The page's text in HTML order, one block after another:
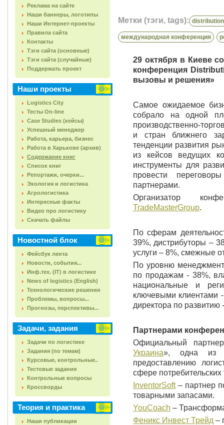
Реклама на сайте
Наши баннеры, логотипы
Наши Интернет-проекты
Правила сайта
Контакты
Тэги сайта (основные)
Тэги сайта (случайные)
Поддержать проект
Наши проекты
Logistics City
Тесты On-line
Case Studies (кейсы)
Успешный менеджер
Работа, карьера, бизнес
Работа в Харькове (архив)
Содержание книг
Список книг
Репортажи, очерки...
Экология и логистика
Агрологистика
Интересные факты
Видео про логистику
Скачать файлы
Новостной блок
Фейсбук лента
Новости, события...
Инф.тех. (IT) в логистике
News of logistics (English)
Технологические решения
Проблемы, вопросы...
Прогнозы, перспективы...
Задачи, задания
Задачи по логистике
Задания (по темам)
Курсовые, контрольные..
Тестовые задания
Контрольные вопросы
Кроссворды
Теория и практика
Наши публикации
Метки (тэги, tags):
международная конференция
29 октября в Киеве
конференция
вызовы и решения»
Самое ожидаемое
собрало на одной
производственно-
и стран ближнего
тенденции развития
из кейсов ведущих
инструменты для
провести
партнерами.
Организатор
TradeMasterGroup.
По сферам
39%, дистрибуторы –
услуги – 8%, смежные
По уровню
по продажам - 38%,
национальные и
ключевыми клиентами -
директора по развитию
Партнерами
Официальный
Украина», одна из
предоставлению
сфере потребительских
InventorSoft– партнер
товарными запасами.
YouCoach –
Феникс Инвест Трейд –